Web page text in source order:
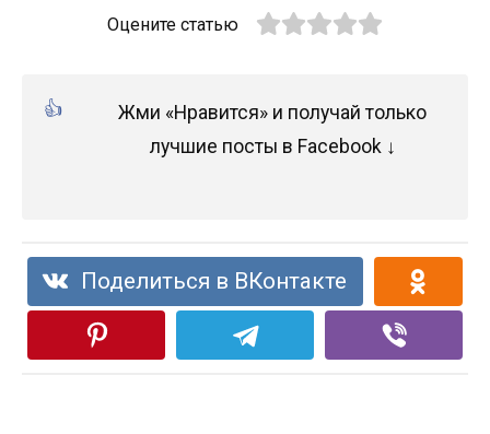
Оцените статью
Жми «Нравится» и получай только
лучшие посты в Facebook ↓
Поделиться в ВКонтакте